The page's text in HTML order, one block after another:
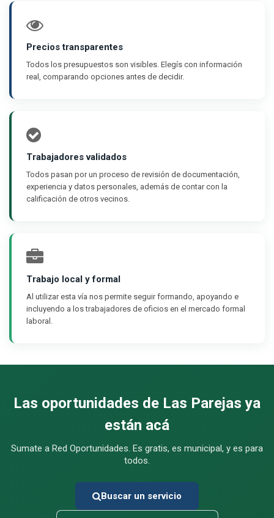
Precios transparentes
Todos los presupuestos son visibles. Elegís con información
real, comparando opciones antes de decidir.
Trabajadores validados
Todos pasan por un proceso de revisión de documentación,
experiencia y datos personales, además de contar con la
calificación de otros vecinos.
Trabajo local y formal
Al utilizar esta vía nos permite seguir formando, apoyando e
incluyendo a los trabajadores de oficios en el mercado formal
laboral.
Las oportunidades de Las Parejas ya
están acá
Sumate a Red Oportunidades. Es gratis, es municipal, y es para
todos.
Buscar un servicio